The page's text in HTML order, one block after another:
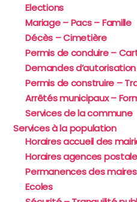
Elections
Mariage – Pacs – Famille
Décès – Cimetière
Permis de conduire –
Demandes
Permis de construire –
Arrêtés municipaux –
Services de la commune
Services à la population
Horaires accueil des
Horaires agences
Permanences des
Ecoles